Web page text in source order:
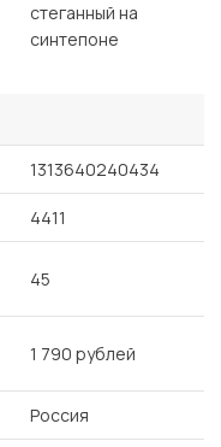
стеганный на
синтепоне
1313640240434
4411
45
1 790 рублей
Россия